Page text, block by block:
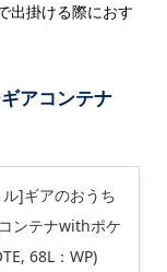
出掛ける際におす
アコンテナ
]ギアのおうち
ンテナwithポケ
68L：WP)